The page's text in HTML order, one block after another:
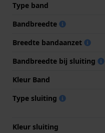
Type band
Bandbreedte
Breedte bandaanzet
Bandbreedte bij sluiting
Kleur Band
Type sluiting
Kleur sluiting